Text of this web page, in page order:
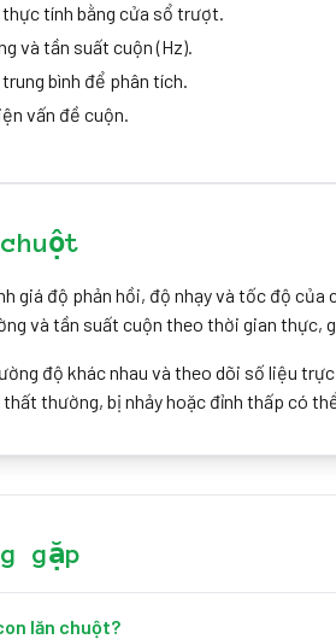
tính bằng cửa sổ trượt.
và tần suất cuộn (Hz).
bình để phân tích.
vấn đề cuộn.
giá độ phản hồi, độ nhạy và tốc độ
và tần suất cuộn theo thời gian thực,
độ khác nhau và theo dõi số liệu
thường, bị nhảy hoặc đỉnh thấp có
gặp
lăn chuột?